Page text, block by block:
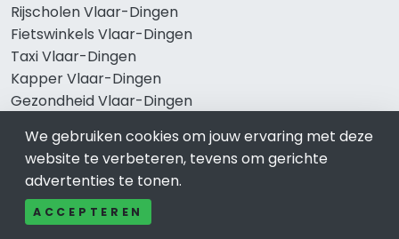
Rijscholen Vlaar-Dingen
Fietswinkels Vlaar-Dingen
Taxi Vlaar-Dingen
Kapper Vlaar-Dingen
Gezondheid Vlaar-Dingen
Gezond eten Vlaar-Dingen
Bekend in Vlaar-Dingen
We gebruiken cookies om jouw ervaring met deze
website te verbeteren, tevens om gerichte
advertenties te tonen.
ACCEPTEREN